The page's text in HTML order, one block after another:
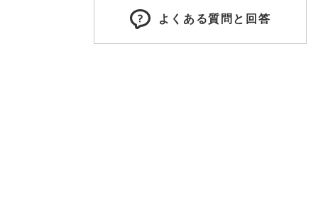
よくある質問と回答